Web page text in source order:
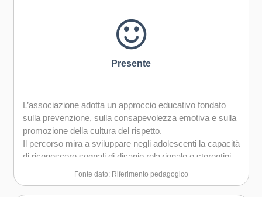
Presente
L’associazione adotta un approccio educativo fondato
sulla prevenzione, sulla consapevolezza emotiva e sulla
promozione della cultura del rispetto.
Il percorso mira a sviluppare negli adolescenti la capacità
di riconoscere segnali di disagio relazionale e stereotipi
interiorizzati, promuovendo una riflessione critica sui
Fonte dato: Riferimento pedagogico